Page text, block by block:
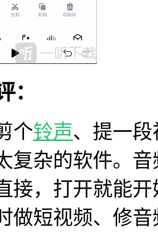
：
个铃声、提一
复杂的软件。
接，打开就能
做短视频、修